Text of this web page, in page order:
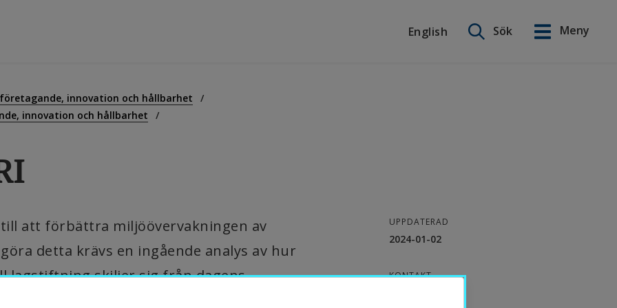
English
Sök
Meny
innovation och hållbarhet
innovation och hållbarhet
till att förbättra miljöövervakningen av
detta krävs en ingående analys av hur
lagstiftning skiljer sig från dagens
har också undersökt huruvida nya
UPPDATERAD
2024-01-02
KONTAKT
English
Högskolan